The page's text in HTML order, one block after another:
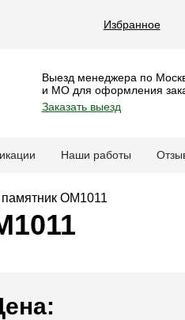
Избранное
Выезд менеджера по
и МО для оформления
Заказать выезд
Наши работы
OM1011